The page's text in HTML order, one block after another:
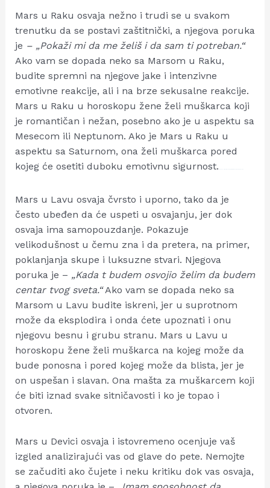
Mars u Raku osvaja nežno i trudi se u svakom
trenutku da se postavi zaštitnički, a njegova poruka
je – „Pokaži mi da me želiš i da sam ti potreban.“
Ako vam se dopada neko sa Marsom u Raku,
budite spremni na njegove jake i intenzivne
emotivne reakcije, ali i na brze sekusalne reakcije.
Mars u Raku u horoskopu žene želi muškarca koji
je romantičan i nežan, posebno ako je u aspektu sa
Mesecom ili Neptunom. Ako je Mars u Raku u
aspektu sa Saturnom, ona želi muškarca pored
kojeg će osetiti duboku emotivnu sigurnost.
Mars u Lavu osvaja čvrsto i uporno, tako da je
često ubeđen da će uspeti u osvajanju, jer dok
osvaja ima samopouzdanje. Pokazuje
velikodušnost u čemu zna i da pretera, na primer,
poklanjanja skupe i luksuzne stvari. Njegova
poruka je – „Kada t budem osvojio želim da budem
centar tvog sveta.“Ako vam se dopada neko sa
Marsom u Lavu budite iskreni, jer u suprotnom
može da eksplodira i onda ćete upoznati i onu
njegovu besnu i grubu stranu. Mars u Lavu u
horoskopu žene želi muškarca na kojeg može da
bude ponosna i pored kojeg može da blista, jer je
on uspešan i slavan. Ona mašta za muškarcem koji
će biti iznad svake sitničavosti i ko je topao i
otvoren.
Mars u Devici osvaja i istovremeno ocenjuje vaš
izgled analizirajući vas od glave do pete. Nemojte
se začuditi ako čujete i neku kritiku dok vas osvaja,